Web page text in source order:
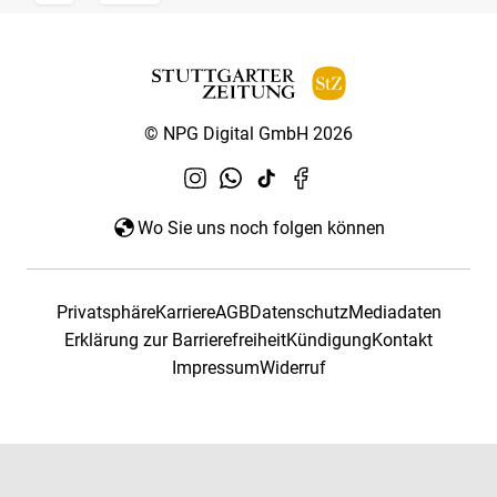
© NPG Digital GmbH 2026
Wo Sie uns noch folgen können
PrivatsphäreKarriereAGBDatenschutzMediadaten
Erklärung zur BarrierefreiheitKündigungKontakt
ImpressumWiderruf